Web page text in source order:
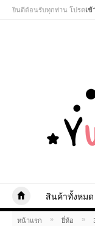
ยินดีต้อนรับทุกท่าน โปรดเข้
สินค้าทั้งหมด
หน้าแรก » ยี่ห้อ »